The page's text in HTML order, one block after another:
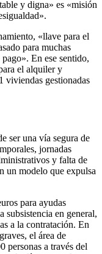
y digna» es «misión
«llave para el
para muchas
En ese sentido,
el alquiler y
viviendas gestionadas
ser una vía segura de
jornadas
y falta de
un modelo que expulsa
para ayudas
subsistencia en general,
a la contratación. En
el área de
personas a través del